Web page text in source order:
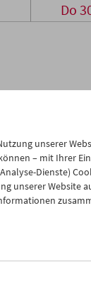
Do
unserer
– mit Ihrer
Dienste)
unserer Website